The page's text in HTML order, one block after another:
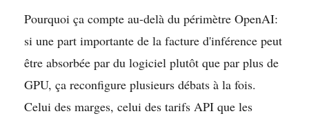
Pourquoi ça compte au-delà du périmètre OpenAI:
si une part importante de la facture d'inférence peut
être absorbée par du logiciel plutôt que par plus de
GPU, ça reconfigure plusieurs débats à la fois.
Celui des marges, celui des tarifs API que les